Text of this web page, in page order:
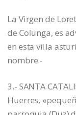
La Virgen de
de Colunga, es
en esta villa
nombre.-
3.- SANTA
Huerres,